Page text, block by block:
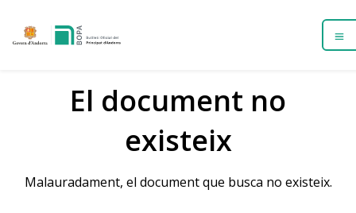
El document no
existeix
Malauradament, el document que busca no existeix.